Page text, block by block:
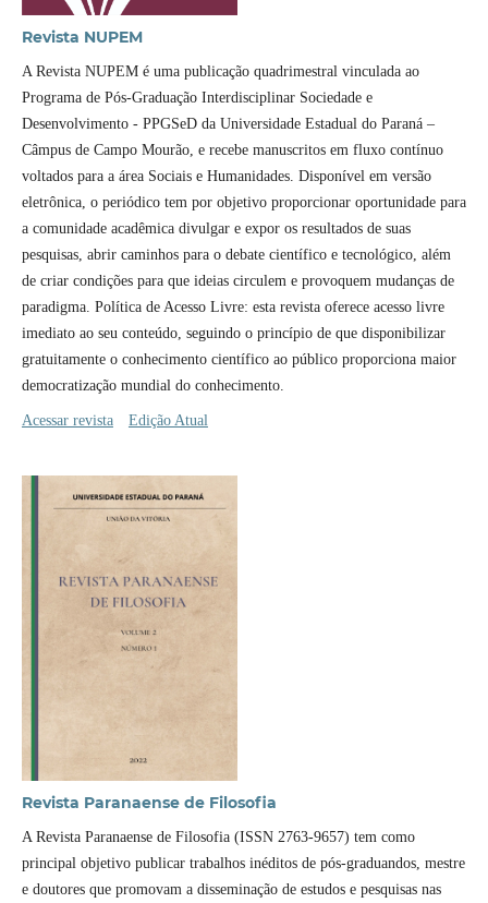
Revista NUPEM
A Revista NUPEM é uma publicação quadrimestral vinculada ao
Programa de Pós-Graduação Interdisciplinar Sociedade e
Desenvolvimento - PPGSeD da Universidade Estadual do Paraná –
Câmpus de Campo Mourão, e recebe manuscritos em fluxo contínuo
voltados para a área Sociais e Humanidades. Disponível em versão
eletrônica, o periódico tem por objetivo proporcionar oportunidade para
a comunidade acadêmica divulgar e expor os resultados de suas
pesquisas, abrir caminhos para o debate científico e tecnológico, além
de criar condições para que ideias circulem e provoquem mudanças de
paradigma. Política de Acesso Livre: esta revista oferece acesso livre
imediato ao seu conteúdo, seguindo o princípio de que disponibilizar
gratuitamente o conhecimento científico ao público proporciona maior
democratização mundial do conhecimento.
Acessar revista Edição Atual
Revista Paranaense de Filosofia
A Revista Paranaense de Filosofia (ISSN 2763-9657) tem como
principal objetivo publicar trabalhos inéditos de pós-graduandos, mestre
e doutores que promovam a disseminação de estudos e pesquisas nas